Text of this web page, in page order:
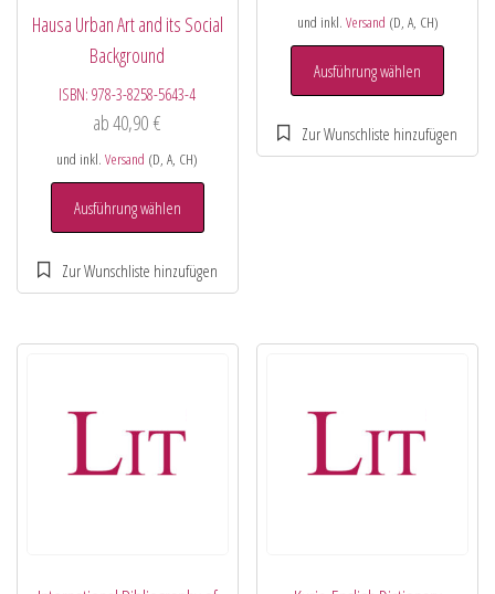
Hausa Urban Art and its Social
Background
ISBN:978-3-8258-5643-4
ab40,90€
und inkl.Versand (D, A, CH)
Ausführung wählen
und inkl. Versand (D, A, CH)
Ausführung wählen